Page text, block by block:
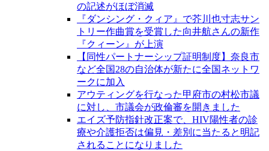
の記述がほぼ消滅
『ダンシング・クィア』で芥川也寸志サン
トリー作曲賞を受賞した向井航さんの新作
『クィーン』が上演
【同性パートナーシップ証明制度】奈良市
など全国28の自治体が新たに全国ネットワ
ークに加入
アウティングを行なった甲府市の村松市議
に対し、市議会が政倫審を開きました
エイズ予防指針改正案で、HIV陽性者の診
療や介護拒否は偏見・差別に当たると明記
されることになりました